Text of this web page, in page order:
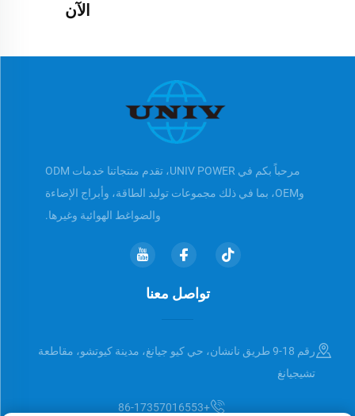
الآن
مرحباً بكم في UNIV POWER، تقدم منتجاتنا خدمات ODM
وOEM، بما في ذلك مجموعات توليد الطاقة، وأبراج الإضاءة
والضواغط الهوائية وغيرها.
تواصل معنا
رقم 18-9 طريق نانشان، حي كيو جيانغ، مدينة كيوتشو، مقاطعة
تشيجيانغ
+86-17357016553